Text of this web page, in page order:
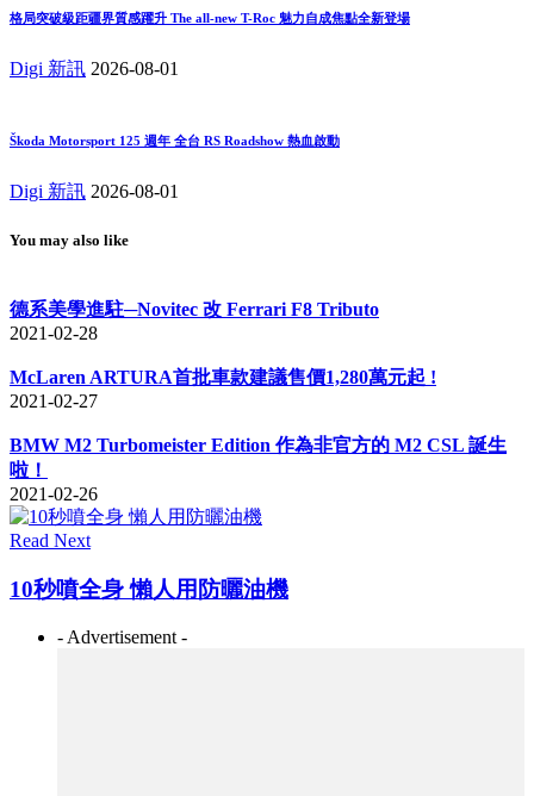
格局突破級距疆界質感躍升 The all-new T-Roc 魅力自成焦點全新登場
Digi 新訊 2026-08-01
Škoda Motorsport 125 週年 全台 RS Roadshow 熱血啟動
Digi 新訊 2026-08-01
You may also like
德系美學進駐─Novitec 改 Ferrari F8 Tributo
2021-02-28
McLaren ARTURA首批車款建議售價1,280萬元起 !
2021-02-27
BMW M2 Turbomeister Edition 作為非官方的 M2 CSL 誕生
啦！
2021-02-26
Read Next
10秒噴全身 懶人用防曬油機
- Advertisement -